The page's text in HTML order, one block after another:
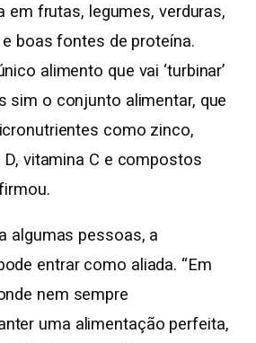
em frutas, legumes, verduras,
boas fontes de proteína.
alimento que vai ‘turbinar’
sim o conjunto alimentar, que
como zinco,
vitamina C e compostos
algumas pessoas, a
entrar como aliada. “Em
nem sempre
uma alimentação perfeita,